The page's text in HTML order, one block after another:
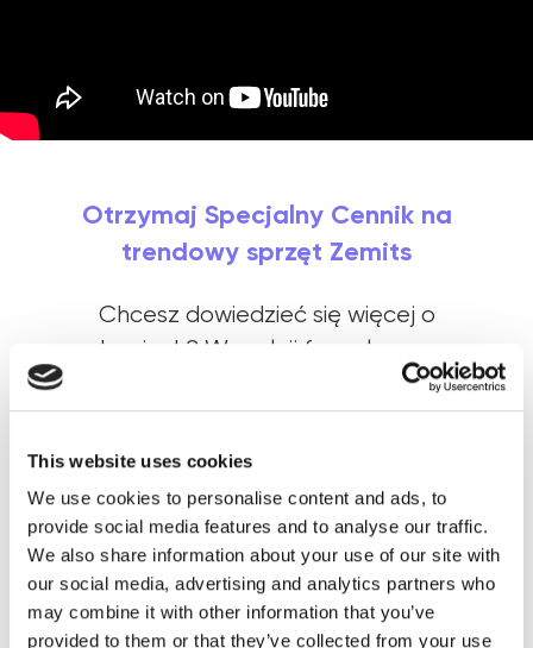
This website uses cookies
We use cookies to personalise content and ads, to
provide social media features and to analyse our traffic.
We also share information about your use of our site with
our social media, advertising and analytics partners who
may combine it with other information that you’ve
provided to them or that they’ve collected from your use
Otrzymaj Specjalny Cennik na
trendowy sprzęt Zemits
Chcesz dowiedzieć się więcej o
urządzeniach? Wypełnij formularz, a my z
przyjemnością udzielimy Ci konsultacji na
wszystkie pytania i prześlemySpecjalny
Cennikze zniżkami.
Twoje imię
+1(000)000-0000